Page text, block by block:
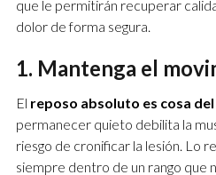
que le permitirán recuperar
dolor de forma segura.
1. Mantenga el
El reposo absoluto es cosa
permanecer quieto debilita la
riesgo de cronificar la lesión. Lo
siempre dentro de un rango que